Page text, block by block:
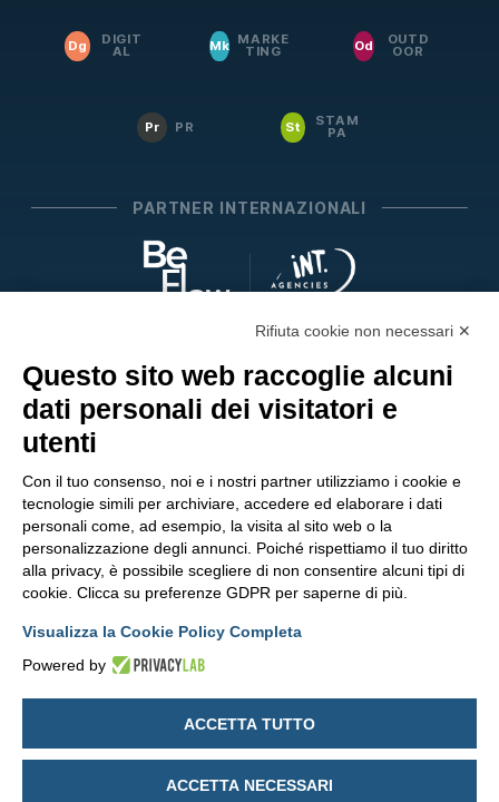
Dg DIGIT
AL Mk MARKE
TING Od OUTD
OOR
Pr PR St STAM
PA
PARTNER INTERNAZIONALI
SEGUICI SUI SOCIAL
© 2026 PubliOne S.r.l Società Benefit.· Tutti i diritti riservati.
in Milano (MI), Corso Magenta n. 85, cap 20123, Italia ·
47122, Italia ·T.+39 0543 79 89 76
IT03570420400·Fatturazione elettronica
Rifiuta cookie non necessari ✕
Questo sito web raccoglie alcuni
dati personali dei visitatori e
utenti
Con il tuo consenso, noi e i nostri partner utilizziamo i cookie e
tecnologie simili per archiviare, accedere ed elaborare i dati
personali come, ad esempio, la visita al sito web o la
personalizzazione degli annunci. Poiché rispettiamo il tuo diritto
alla privacy, è possibile scegliere di non consentire alcuni tipi di
cookie. Clicca su preferenze GDPR per saperne di più.
Visualizza la Cookie Policy Completa
Powered by
ACCETTA TUTTO
ACCETTA NECESSARI